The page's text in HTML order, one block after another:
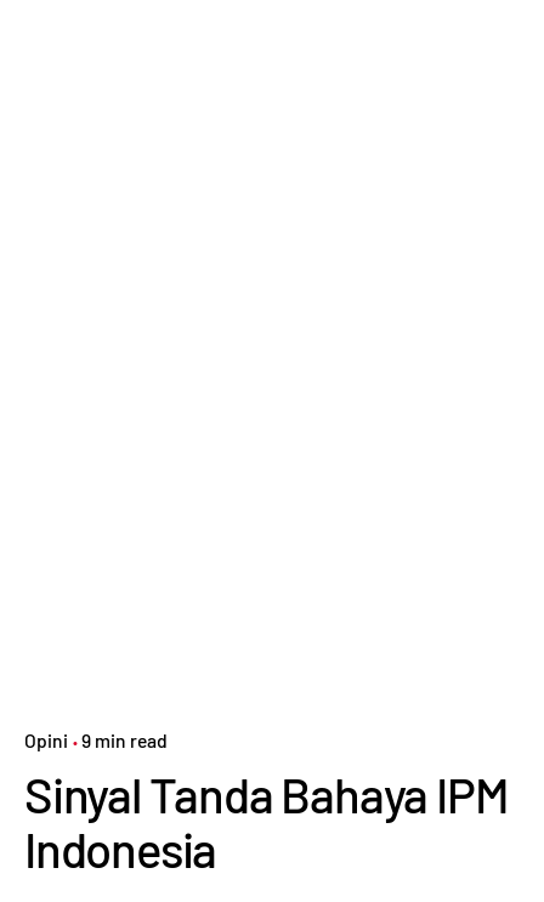
Opini 9 min read
Sinyal Tanda Bahaya IPM
Indonesia